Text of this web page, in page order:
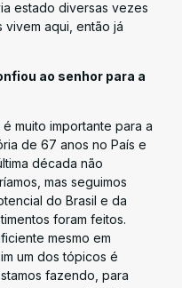
estado diversas vezes
vivem aqui, então já
ao senhor para a
muito importante para a
de 67 anos no País e
década não
mas seguimos
do Brasil e da
foram feitos.
mesmo em
um dos tópicos é
fazendo, para